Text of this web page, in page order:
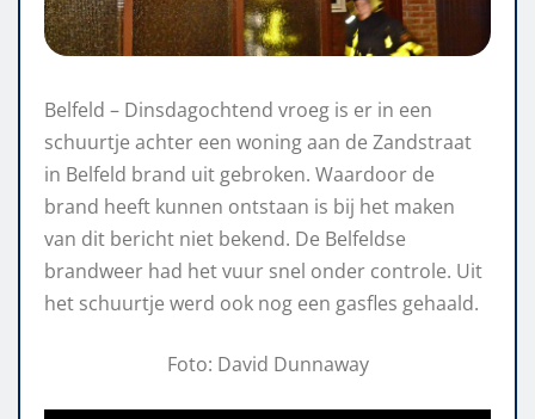
Belfeld – Dinsdagochtend vroeg is er in een
schuurtje achter een woning aan de Zandstraat
in Belfeld brand uit gebroken. Waardoor de
brand heeft kunnen ontstaan is bij het maken
van dit bericht niet bekend. De Belfeldse
brandweer had het vuur snel onder controle. Uit
het schuurtje werd ook nog een gasfles gehaald.
Foto: David Dunnaway